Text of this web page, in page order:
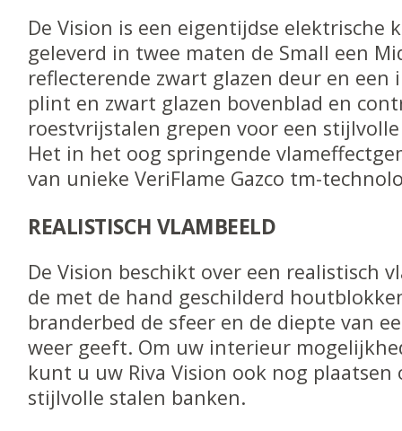
De Vision is een eigentijdse elektrische
geleverd in twee maten de Small een
reflecterende zwart glazen deur en een
plint en zwart glazen bovenblad en
roestvrijstalen grepen voor een
Het in het oog springende
van unieke VeriFlame Gazco tm-
REALISTISCH VLAMBEELD
De Vision beschikt over een realistisch
de met de hand geschilderd
branderbed de sfeer en de diepte van
weer geeft. Om uw interieur
kunt u uw Riva Vision ook nog plaatsen
stijlvolle stalen banken.